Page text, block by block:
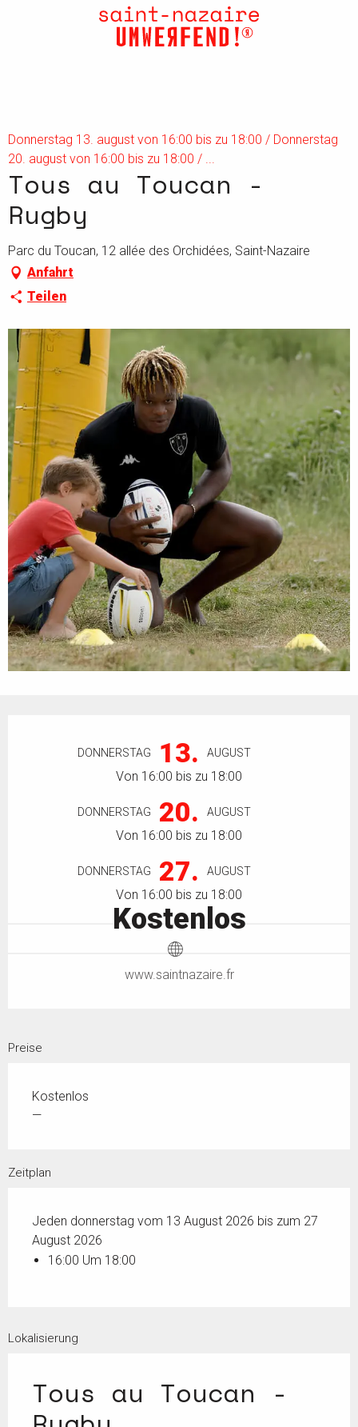
Donnerstag 13. august von 16:00 bis zu 18:00 / Donnerstag
20. august von 16:00 bis zu 18:00 / ...
Tous au Toucan -
Rugby
Parc du Toucan, 12 allée des Orchidées, Saint-Nazaire
Anfahrt
Teilen
DONNERSTAG 13. AUGUST
Von 16:00 bis zu 18:00
DONNERSTAG 20. AUGUST
Von 16:00 bis zu 18:00
DONNERSTAG 27. AUGUST
Von 16:00 bis zu 18:00
Kostenlos
www.saintnazaire.fr
Preise
Kostenlos
—
Zeitplan
Jeden donnerstag vom 13 August 2026 bis zum 27
August 2026
16:00 Um 18:00
Lokalisierung
Tous au Toucan -